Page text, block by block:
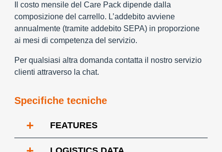
Il costo mensile del Care Pack dipende dalla
composizione del carrello. L’addebito avviene
annualmente (tramite addebito SEPA) in proporzione
ai mesi di competenza del servizio.
Per qualsiasi altra domanda contatta il nostro servizio
clienti attraverso la chat.
Specifiche tecniche
+ FEATURES